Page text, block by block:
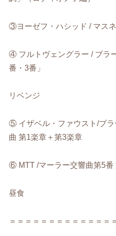
③ヨーゼフ・ハシッド / マスネ
④ フルトヴェングラー / ブラ
番・3番」
リベンジ
⑤ イザベル・ファウスト/ブ
曲 第1楽章＋第3楽章
⑥ MTT /マーラー交響曲第5
昼食
＝＝＝＝＝＝＝＝＝＝＝＝＝＝